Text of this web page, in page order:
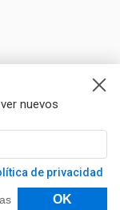
nuevos
de privacidad
OK